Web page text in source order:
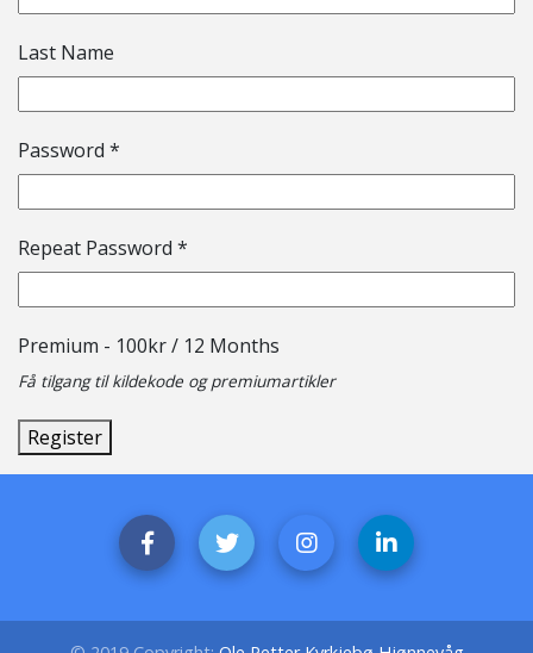
Last Name
Password *
Repeat Password *
Premium - 100kr/ 12 Months
Få tilgang til kildekode og premiumartikler